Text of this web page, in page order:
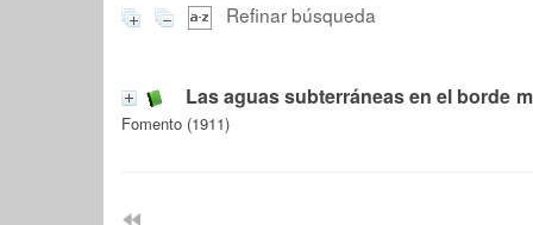
Refinar búsqueda
Las aguas subterráneas en el borde
Fomento (1911)